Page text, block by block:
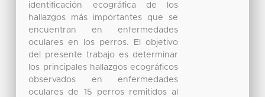
identificación ecográfica de los
hallazgos más importantes que se
encuentran en enfermedades
oculares en los perros. El objetivo
del presente trabajo es determinar
los principales hallazgos ecográficos
observados en enfermedades
oculares de 15 perros remitidos al